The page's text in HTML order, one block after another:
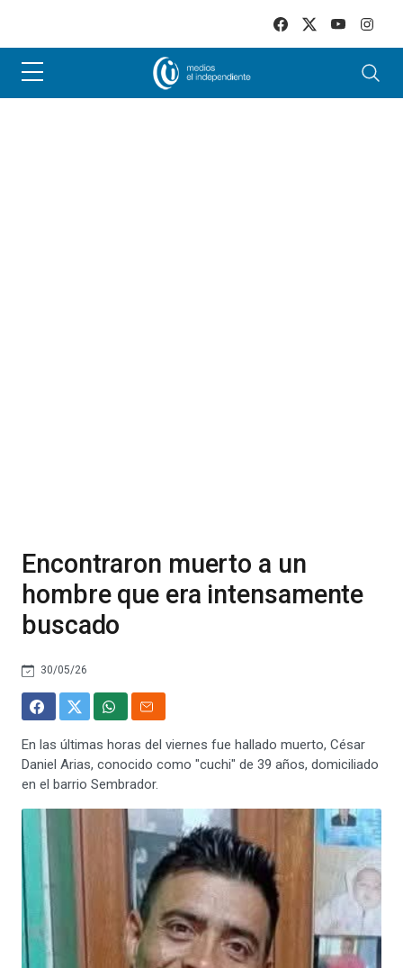
Encontraron muerto a un
hombre que era intensamente
buscado
30/05/26
En las últimas horas del viernes fue hallado muerto, César
Daniel Arias, conocido como "cuchi" de 39 años, domiciliado
en el barrio Sembrador.